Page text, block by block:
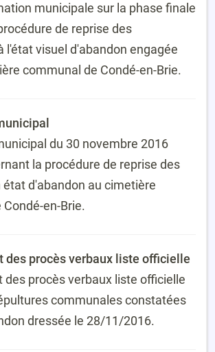
municipale sur la phase finale
de reprise des
l'état visuel d'abandon engagée
communal de Condé-en-Brie.
du 30 novembre 2016
la procédure de reprise des
état d'abandon au cimetière
en-Brie.
des procès verbaux liste officielle
des procès verbaux liste officielle
communales constatées
dressée le 28/11/2016.